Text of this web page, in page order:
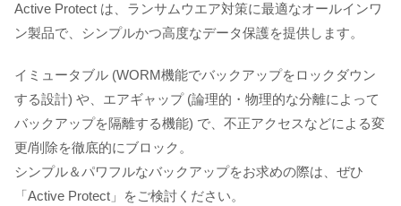
Active Protect は、ランサムウエア対策に最適なオールインワ
ン製品で、シンプルかつ高度なデータ保護を提供します。
イミュータブル (WORM機能でバックアップをロックダウン
する設計) や、エアギャップ (論理的・物理的な分離によって
バックアップを隔離する機能) で、不正アクセスなどによる変
更/削除を徹底的にブロック。
シンプル＆パワフルなバックアップをお求めの際は、ぜひ
「Active Protect」をご検討ください。